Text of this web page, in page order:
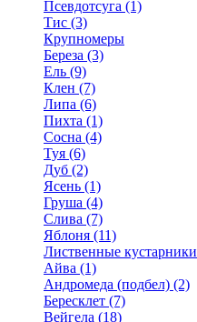
Псевдотсуга (1)
Тис (3)
Крупномеры
Береза (3)
Ель (9)
Клен (7)
Липа (6)
Пихта (1)
Сосна (4)
Туя (6)
Дуб (2)
Ясень (1)
Груша (4)
Слива (7)
Яблоня (11)
Лиственные кустарники
Айва (1)
Андромеда (подбел) (2)
Бересклет (7)
Вейгела (18)